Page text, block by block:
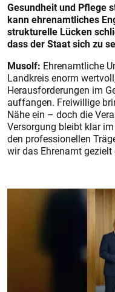
Gesundheit und Pflege
kann ehrenamtliches
strukturelle Lücken
dass der Staat sich zu
Musolf: Ehrenamtliche
Landkreis enorm
Herausforderungen im
auffangen. Freiwillige
Nähe ein – doch die
Versorgung bleibt klar
den professionellen
wir das Ehrenamt gezielt